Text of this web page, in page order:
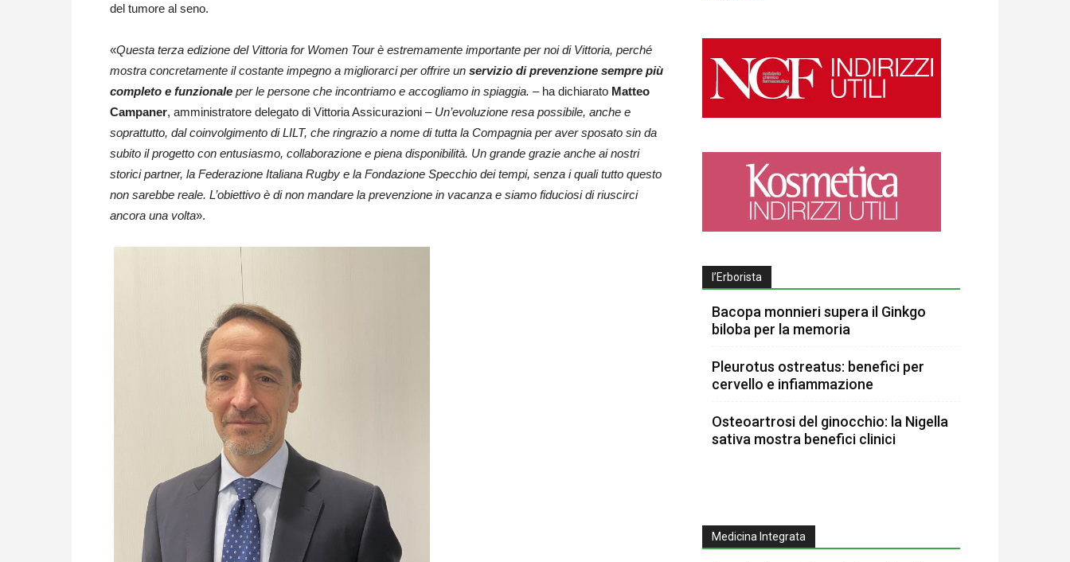
del tumore al seno.
«Questa terza edizione del Vittoria for Women Tour è estremamente importante per noi di Vittoria, perché
mostra concretamente il costante impegno a migliorarci per offrire un servizio di prevenzione sempre più
completo e funzionale per le persone che incontriamo e accogliamo in spiaggia. – ha dichiarato Matteo
Campaner, amministratore delegato di Vittoria Assicurazioni – Un’evoluzione resa possibile, anche e
soprattutto, dal coinvolgimento di LILT, che ringrazio a nome di tutta la Compagnia per aver sposato sin da
subito il progetto con entusiasmo, collaborazione e piena disponibilità. Un grande grazie anche ai nostri
storici partner, la Federazione Italiana Rugby e la Fondazione Specchio dei tempi, senza i quali tutto questo
non sarebbe reale. L’obiettivo è di non mandare la prevenzione in vacanza e siamo fiduciosi di riuscirci
ancora una volta».
l’Erborista
Bacopa monnieri supera il Ginkgo
biloba per la memoria
Pleurotus ostreatus: benefici per
cervello e infiammazione
Osteoartrosi del ginocchio: la Nigella
sativa mostra benefici clinici
Medicina Integrata